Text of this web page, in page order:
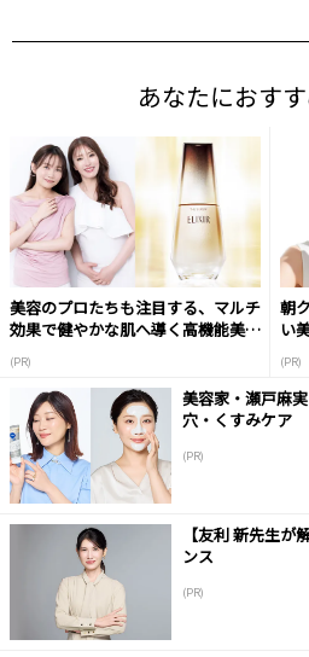
あなたにおす
美容のプロたちも注目する、マルチ
効果で健やかな肌へ導く高機能美容
(PR)
朝
い
(PR)
美容家・瀬戸麻
穴・くすみケア
(PR)
【友利 新先生が
ンス
(PR)